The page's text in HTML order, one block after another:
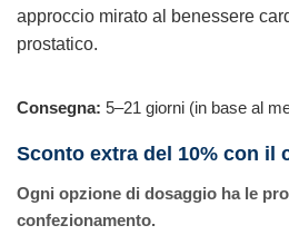
approccio mirato al benessere
prostatico.
Consegna: 5–21 giorni (in base al
Sconto extra del 10% con il
Ogni opzione di dosaggio ha le
confezionamento.